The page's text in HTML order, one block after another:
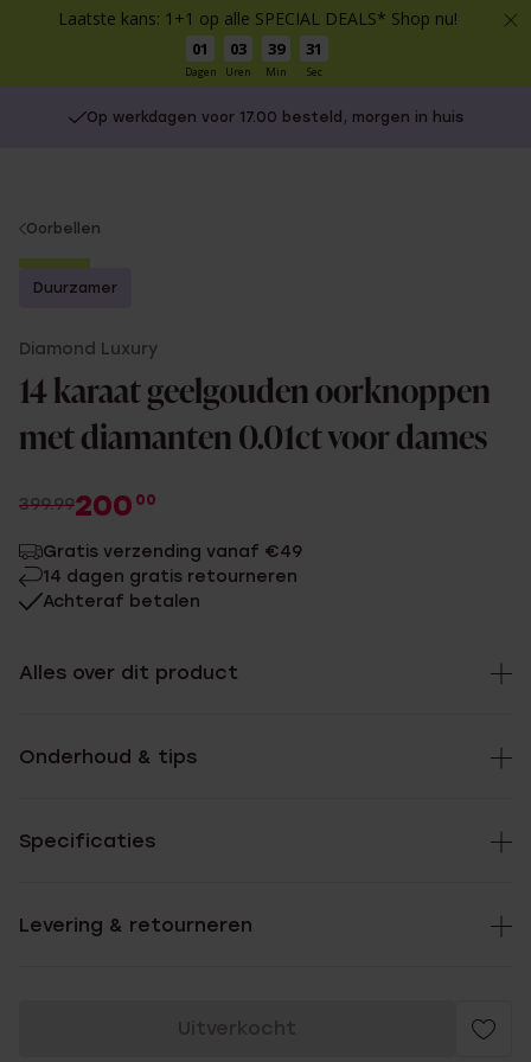
Laatste kans: 1+1 op alle SPECIAL DEALS* Shop nu!
01
Dagen
03
Uren
39
Min
31
Sec
Op werkdagen voor 17.00 besteld, morgen in huis
You
are
here:
Oorbellen
-50%
Duurzamer
Diamond Luxury
14 karaat geelgouden oorknoppen
met diamanten 0.01ct voor dames
399.99200 00
Gratis verzending vanaf €49
14 dagen gratis retourneren
Achteraf betalen
Alles over dit product
Onderhoud & tips
Specificaties
Levering & retourneren
Uitverkocht